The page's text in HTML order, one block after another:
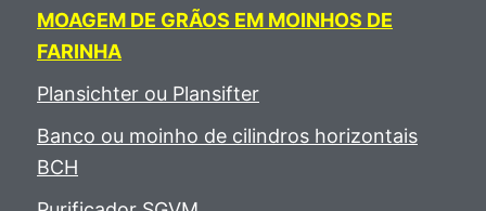
MOAGEM DE GRÃOS EM MOINHOS DE
FARINHA
Plansichter ou Plansifter
Banco ou moinho de cilindros horizontais
BCH